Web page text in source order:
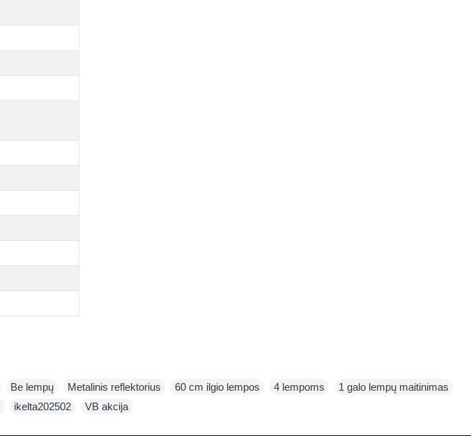
Be lempų Metalinis reflektorius 60 cm ilgio lempos 4 lempoms 1 galo lempų maitinimas
ikelta202502 VB akcija